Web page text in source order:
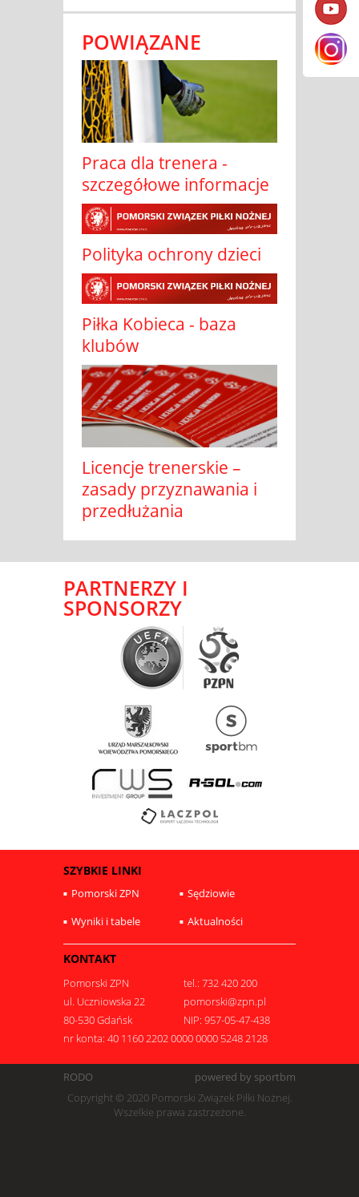
POWIĄZANE
Praca dla trenera -
szczegółowe informacje
Polityka ochrony dzieci
Piłka Kobieca - baza
klubów
Licencje trenerskie –
zasady przyznawania i
przedłużania
PARTNERZY I
SPONSORZY
SZYBKIE LINKI
Pomorski ZPN
Sędziowie
Wyniki i tabele
Aktualności
KONTAKT
Pomorski ZPN
tel.: 732 420 200
ul. Uczniowska 22
pomorski@zpn.pl
80-530 Gdańsk
NIP: 957-05-47-438
nr konta: 40 1160 2202 0000 0000 5248 2128
RODO
powered by sportbm
Copyright © 2020 Pomorski Związek Piłki Nożnej.
Wszelkie prawa zastrzeżone.